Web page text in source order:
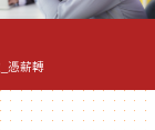
憑薪轉